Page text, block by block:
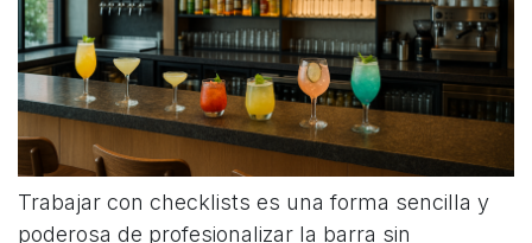
Trabajar con checklists es una forma sencilla y
poderosa de profesionalizar la barra sin